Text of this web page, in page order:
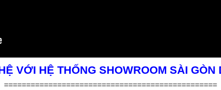
VỚI HỆ THỐNG SHOWROOM SÀI GÒN
================================================